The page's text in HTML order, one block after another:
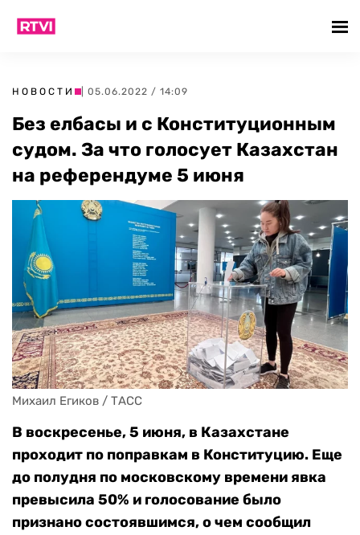
НОВОСТИ | 05.06.2022 / 14:09
Без елбасы и с Конституционным
судом. За что голосует Казахстан
на референдуме 5 июня
Михаил Егиков / ТАСС
В воскресенье, 5 июня, в Казахстане
проходит по поправкам в Конституцию. Еще
до полудня по московскому времени явка
превысила 50% и голосование было
признано состоявшимся, о чем сообщил